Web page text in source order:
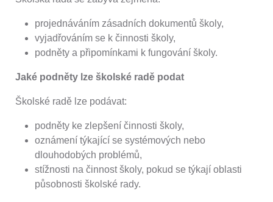
projednáváním zásadních dokumentů školy,
vyjadřováním se k činnosti školy,
podněty a připomínkami k fungování školy.
Jaké podněty lze školské radě podat
Školské radě lze podávat:
podněty ke zlepšení činnosti školy,
oznámení týkající se systémových nebo
dlouhodobých problémů,
stížnosti na činnost školy, pokud se týkají oblasti
působnosti školské rady.